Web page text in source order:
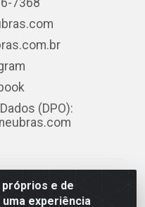
e de
experiência
7368
(DPO):
KM 82 - Prazeres,
54.335-000 - CNPJ